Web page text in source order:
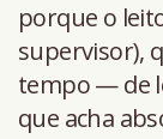
porque o
supervisor),
tempo — de
que acha